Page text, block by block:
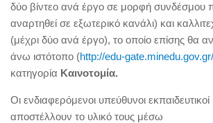
δύο βίντεο ανά έργο σε μορφή συνδέσμου
αναρτηθεί σε εξωτερικό κανάλι) και
(μέχρι δύο ανά έργο), το οποίο επίσης θα
άνω ιστότοπο (http://edu-gate.minedu.gov.gr/
κατηγορία Καινοτομία.
Οι ενδιαφερόμενοι υπεύθυνοι
αποστέλλουν το υλικό τους μέσω